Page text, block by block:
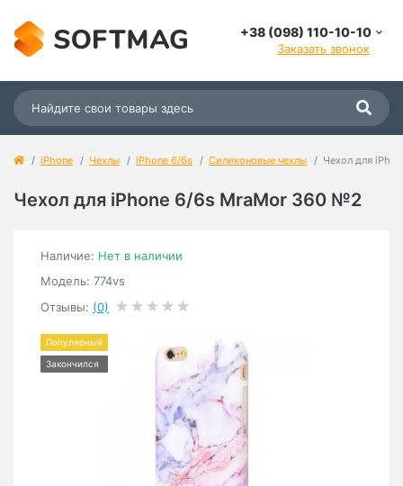
+38 (098) 110-10-10
Заказать звонок
iPhone Чехлы iPhone 6/6s Силиконовые чехлы Чехол для
Чехол для iPhone 6/6s MraMor 360 №2
Наличие: Нет в наличии
Модель: 774vs
Отзывы: (0)
Популярный
Закончился